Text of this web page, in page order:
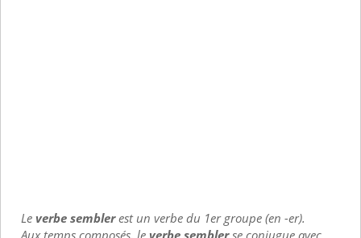
Leverbe semblerest un verbe du 1er groupe (en -er).